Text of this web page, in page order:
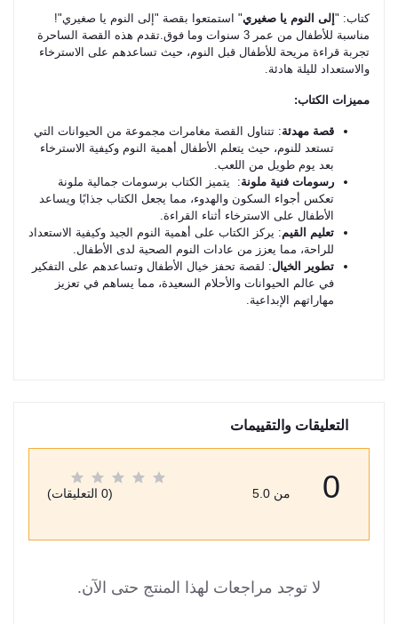
كتاب: "إلى النوم يا صغيري" استمتعوا بقصة "إلى النوم يا صغيري"!
مناسبة للأطفال من عمر 3 سنوات وما فوق.تقدم هذه القصة الساحرة
تجربة قراءة مريحة للأطفال قبل النوم، حيث تساعدهم على الاسترخاء
والاستعداد لليلة هادئة.
مميزات الكتاب:
قصة مهدئة: تتناول القصة مغامرات مجموعة من الحيوانات التي
تستعد للنوم، حيث يتعلم الأطفال أهمية النوم وكيفية الاسترخاء
بعد يوم طويل من اللعب.
رسومات فنية ملونة: يتميز الكتاب برسومات جمالية ملونة
تعكس أجواء السكون والهدوء، مما يجعل الكتاب جذابًا ويساعد
الأطفال على الاسترخاء أثناء القراءة.
تعليم القيم: يركز الكتاب على أهمية النوم الجيد وكيفية الاستعداد
للراحة، مما يعزز من عادات النوم الصحية لدى الأطفال.
تطوير الخيال: لقصة تحفز خيال الأطفال وتساعدهم على التفكير
في عالم الحيوانات والأحلام السعيدة، مما يساهم في تعزيز
مهاراتهم الإبداعية.
التعليقات والتقييمات
0 من 5.0 (0 التعليقات)
لا توجد مراجعات لهذا المنتج حتى الآن.